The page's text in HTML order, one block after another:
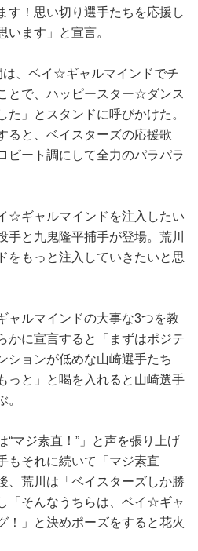
す！思い切り選手たちを応援し
います」と宣言。
、ベイ☆ギャルマインドでチ
とで、ハッピースター☆ダンス
た」とスタンドに呼びかけた。
ると、ベイスターズの応援歌
ビート調にして全力のパラパラ
☆ギャルマインドを注入したい
手と九鬼隆平捕手が登場。荒川
をもっと注入していきたいと思
ルマインドの大事な3つを教
かに宣言すると「まずはポジテ
ションが低めな山崎選手たち
っと」と喝を入れると山崎選手
。
マジ素直！”」と声を張り上げ
もそれに続いて「マジ素直
荒川は「ベイスターズしか勝
「そんなうちらは、ベイ☆ギャ
！」と決めポーズをすると花火